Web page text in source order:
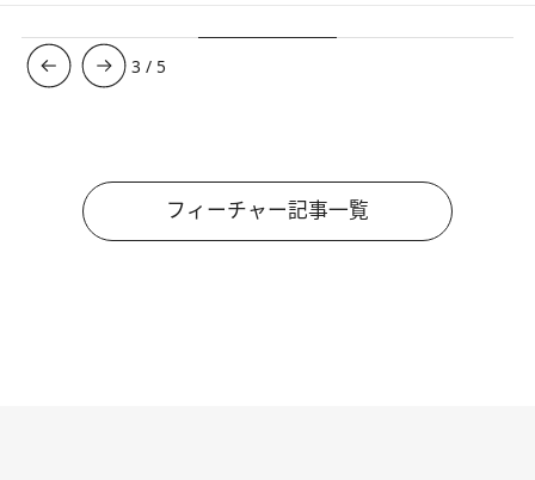
3 / 5
フィーチャー記事一覧